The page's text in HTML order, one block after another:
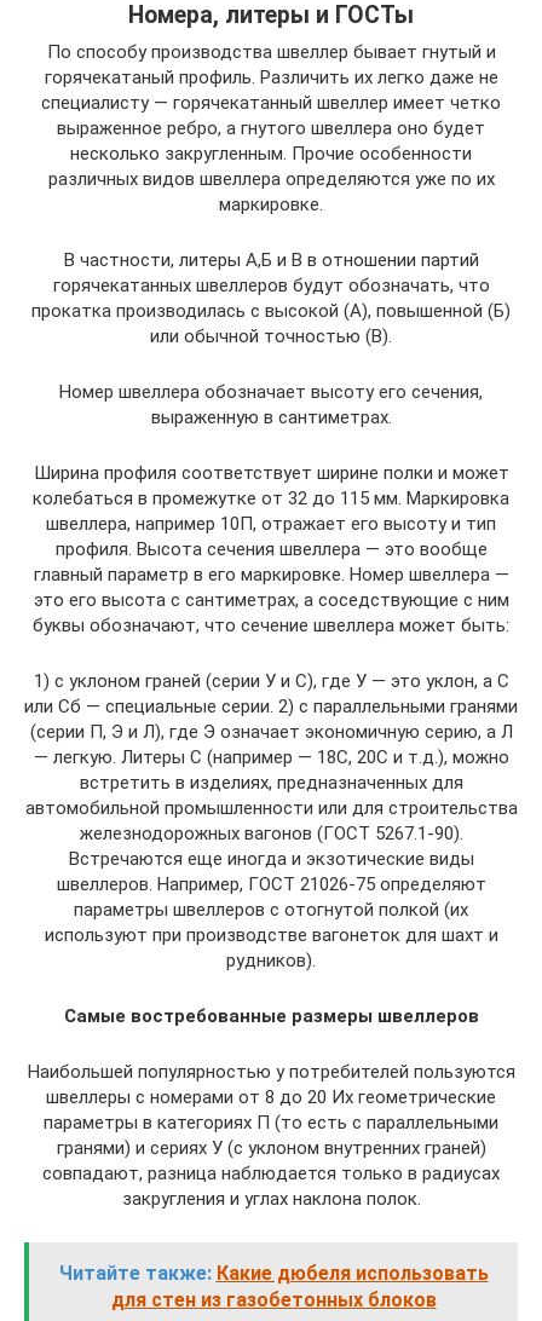
Номера, литеры и ГОСТы
По способу производства швеллер бывает гнутый и
горячекатаный профиль. Различить их легко даже не
специалисту — горячекатанный швеллер имеет четко
выраженное ребро, а гнутого швеллера оно будет
несколько закругленным. Прочие особенности
различных видов швеллера определяются уже по их
маркировке.
В частности, литеры А,Б и В в отношении партий
горячекатанных швеллеров будут обозначать, что
прокатка производилась с высокой (А), повышенной (Б)
или обычной точностью (В).
Номер швеллера обозначает высоту его сечения,
выраженную в сантиметрах.
Ширина профиля соответствует ширине полки и может
колебаться в промежутке от 32 до 115 мм. Маркировка
швеллера, например 10П, отражает его высоту и тип
профиля. Высота сечения швеллера — это вообще
главный параметр в его маркировке. Номер швеллера —
это его высота с сантиметрах, а соседствующие с ним
буквы обозначают, что сечение швеллера может быть:
1) с уклоном граней (серии У и С), где У — это уклон, а С
или Сб — специальные серии. 2) с параллельными гранями
(серии П, Э и Л), где Э означает экономичную серию, а Л
— легкую. Литеры С (например — 18С, 20С и т.д.), можно
встретить в изделиях, предназначенных для
автомобильной промышленности или для строительства
железнодорожных вагонов (ГОСТ 5267.1-90).
Встречаются еще иногда и экзотические виды
швеллеров. Например, ГОСТ 21026-75 определяют
параметры швеллеров с отогнутой полкой (их
используют при производстве вагонеток для шахт и
рудников).
Самые востребованные размеры швеллеров
Наибольшей популярностью у потребителей пользуются
швеллеры с номерами от 8 до 20 Их геометрические
параметры в категориях П (то есть с параллельными
гранями) и сериях У (с уклоном внутренних граней)
совпадают, разница наблюдается только в радиусах
закругления и углах наклона полок.
Читайте также: Какие дюбеля использовать
для стен из газобетонных блоков